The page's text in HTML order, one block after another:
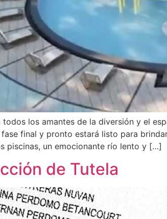
todos los amantes de la diversión y el
final y pronto estará listo para
piscinas, un emocionante río lento y […]
de Tutela